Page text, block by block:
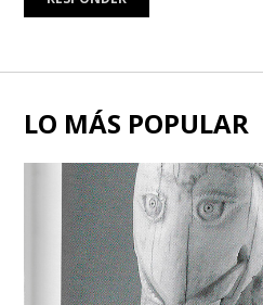
LO MÁS POPULAR